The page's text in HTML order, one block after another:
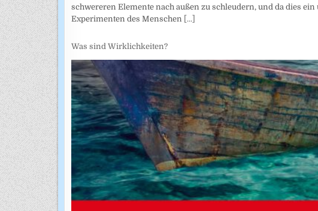
schwereren Elemente nach außen zu schleudern, und da dies
Experimenten des Menschen [...]
Was sind Wirklichkeiten?